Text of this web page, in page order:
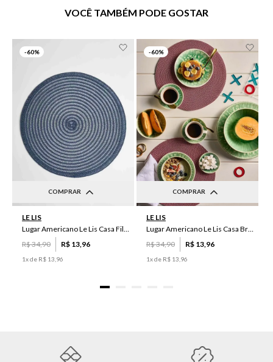
VOCÊ TAMBÉM PODE GOSTAR
-60%
COMPRAR
LE LIS
Lugar Americano Le Lis Casa Filipa
R$34,90 R$ 13 96
1x de R$ 13 96
-60%
COMPRAR
LE LIS
Lugar Americano Le Lis Casa Brenda
R$34,90 R$ 13 96
1x de R$ 13 96